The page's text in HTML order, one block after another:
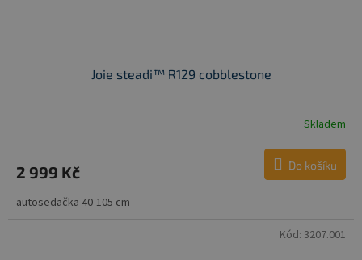
Joie steadi™ R129 cobblestone
Skladem
2 999 Kč Do košíku
autosedačka 40-105 cm
Kód: 3207.001